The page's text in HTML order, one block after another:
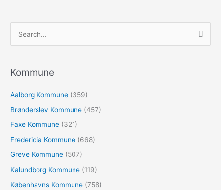
e
t
e
r
Kommune
Aalborg Kommune (359)
Brønderslev Kommune (457)
Faxe Kommune (321)
Fredericia Kommune (668)
Greve Kommune (507)
Kalundborg Kommune (119)
Københavns Kommune (758)